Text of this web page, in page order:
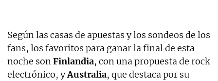
Según las casas de apuestas y los sondeos de los
fans, los favoritos para ganar la final de esta
noche sonFinlandia, con una propuesta de rock
electrónico, yAustralia, que destaca por su